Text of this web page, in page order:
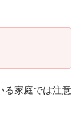
る家庭では注意